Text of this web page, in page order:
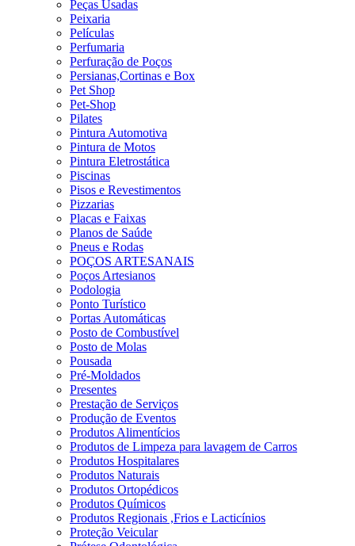
Peças Usadas
Peixaria
Películas
Perfumaria
Perfuração de Poços
Persianas,Cortinas e Box
Pet Shop
Pet-Shop
Pilates
Pintura Automotiva
Pintura de Motos
Pintura Eletrostática
Piscinas
Pisos e Revestimentos
Pizzarias
Placas e Faixas
Planos de Saúde
Pneus e Rodas
POÇOS ARTESANAIS
Poços Artesianos
Podologia
Ponto Turístico
Portas Automáticas
Posto de Combustível
Posto de Molas
Pousada
Pré-Moldados
Presentes
Prestação de Serviços
Produção de Eventos
Produtos Alimentícios
Produtos de Limpeza para lavagem de Carros
Produtos Hospitalares
Produtos Naturais
Produtos Ortopédicos
Produtos Químicos
Produtos Regionais ,Frios e Lacticínios
Proteção Veicular